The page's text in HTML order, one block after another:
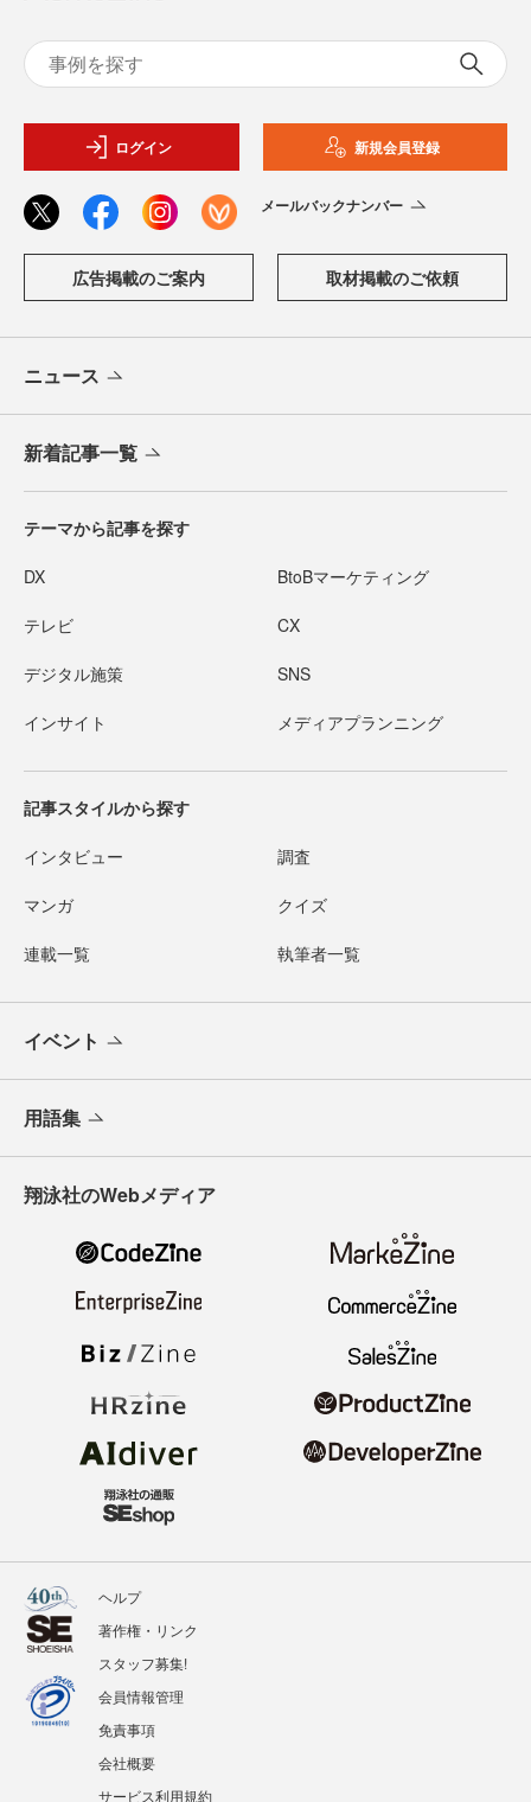
ログイン 新規会員登録
メールバックナンバー
広告掲載のご案内 取材掲載のご依頼
ニュース
新着記事一覧
テーマから記事を探す
DX BtoBマーケティング
テレビ CX
デジタル施策 SNS
インサイト メディアプランニング
記事スタイルから探す
インタビュー 調査
マンガ クイズ
連載一覧 執筆者一覧
イベント
用語集
翔泳社のWebメディア
ヘルプ
著作権・リンク
スタッフ募集!
会員情報管理
免責事項
会社概要
サービス利用規約